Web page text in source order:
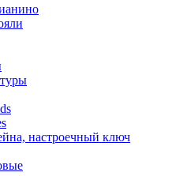
настроечный ключ